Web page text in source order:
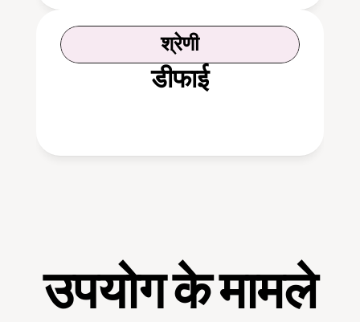
श्रेणी
डीफाई
उपयोग के मामले